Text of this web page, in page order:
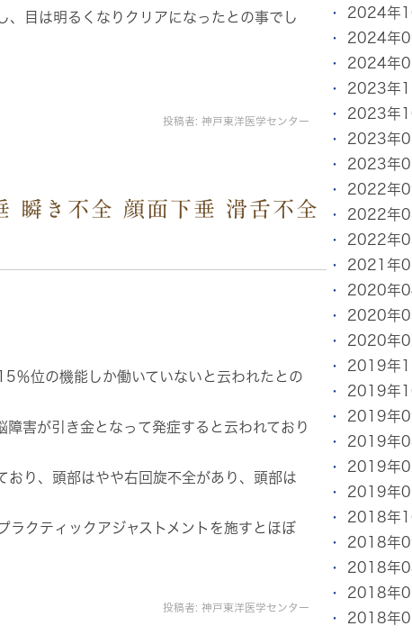
、目は明るくなりクリアになったとの事でし
投稿者: 神戸東洋医学センター
瞬き不全 顔面下垂 滑舌不全
％位の機能しか働いていないと云われたとの
障害が引き金となって発症すると云われており
おり、頭部はやや右回旋不全があり、頭部は
ラクティックアジャストメントを施すとほぼ
投稿者: 神戸東洋医学センター
2024年
2024年
2024年
2023年
2023年
2023年
2023年
2022年
2022年
2022年
2021年
2020年
2020年
2020年
2019年
2019年
2019年
2019年
2019年
2019年
2018年
2018年
2018年
2018年
2018年